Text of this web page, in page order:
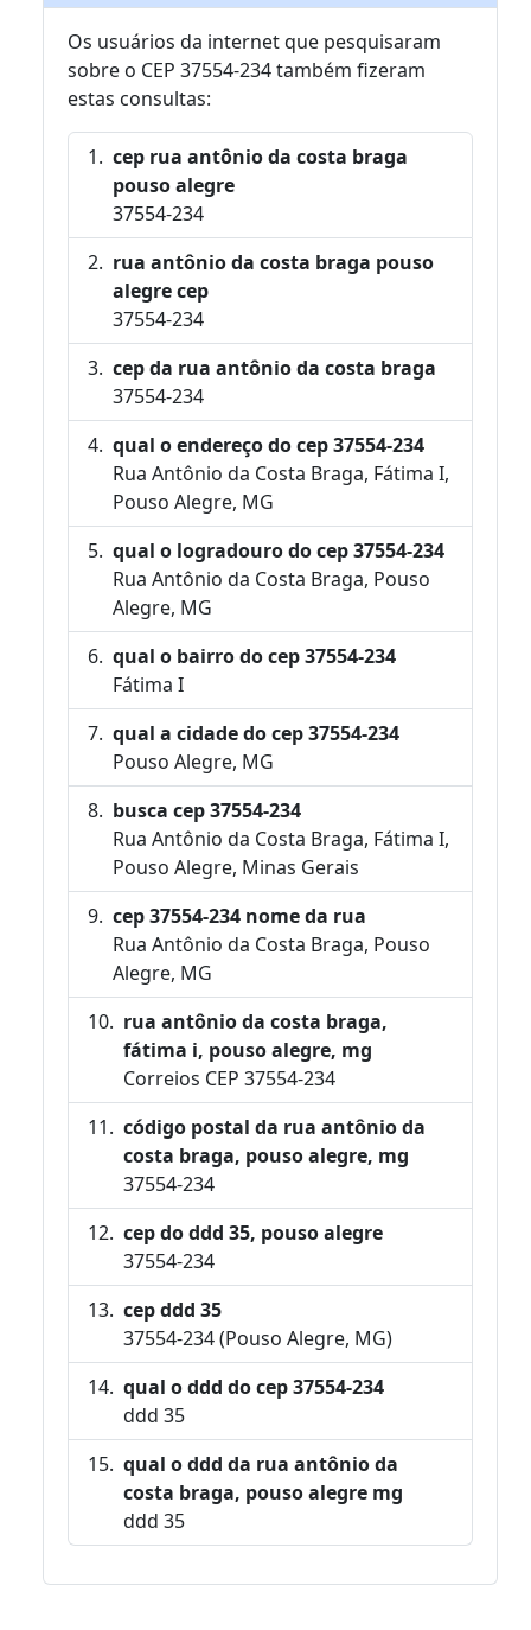
Os usuários da internet que pesquisaram
sobre o CEP 37554-234 também fizeram
estas consultas:
cep rua antônio da costa braga
pouso alegre
37554-234
rua antônio da costa braga pouso
alegre cep
37554-234
cep da rua antônio da costa braga
37554-234
qual o endereço do cep 37554-234
Rua Antônio da Costa Braga, Fátima I,
Pouso Alegre, MG
qual o logradouro do cep 37554-234
Rua Antônio da Costa Braga, Pouso
Alegre, MG
qual o bairro do cep 37554-234
Fátima I
qual a cidade do cep 37554-234
Pouso Alegre, MG
busca cep 37554-234
Rua Antônio da Costa Braga, Fátima I,
Pouso Alegre, Minas Gerais
cep 37554-234 nome da rua
Rua Antônio da Costa Braga, Pouso
Alegre, MG
rua antônio da costa braga,
fátima i, pouso alegre, mg
Correios CEP 37554-234
código postal da rua antônio da
costa braga, pouso alegre, mg
37554-234
cep do ddd 35, pouso alegre
37554-234
cep ddd 35
37554-234 (Pouso Alegre, MG)
qual o ddd do cep 37554-234
ddd 35
qual o ddd da rua antônio da
costa braga, pouso alegre mg
ddd 35